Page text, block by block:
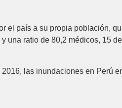
el país a su propia población,
ratio de 80,2 médicos, 15
las inundaciones en Perú